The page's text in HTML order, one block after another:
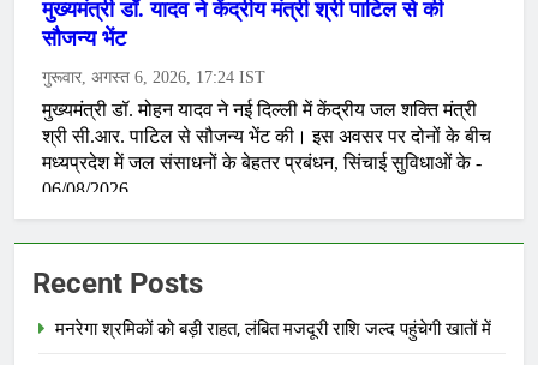
Recent Posts
मनरेगा श्रमिकों को बड़ी राहत, लंबित मजदूरी राशि जल्द पहुंचेगी खातों में